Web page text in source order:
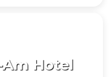
Hotel